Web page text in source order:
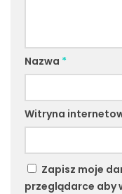
Nazwa *
Witryna
Zapisz moje
przeglądarce aby